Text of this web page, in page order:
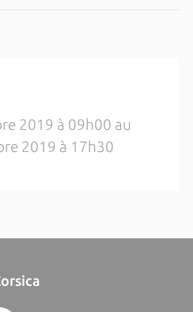
2019 à 09h00 au
2019 à 17h30